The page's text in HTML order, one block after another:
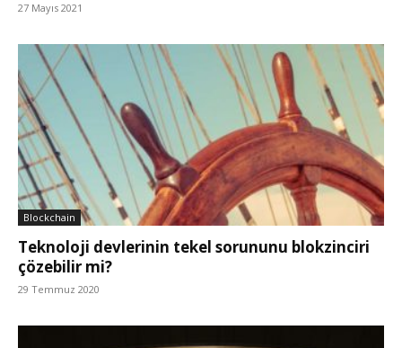
27 Mayıs 2021
Blockchain
Teknoloji devlerinin tekel sorununu blokzinciri
çözebilir mi?
29 Temmuz 2020